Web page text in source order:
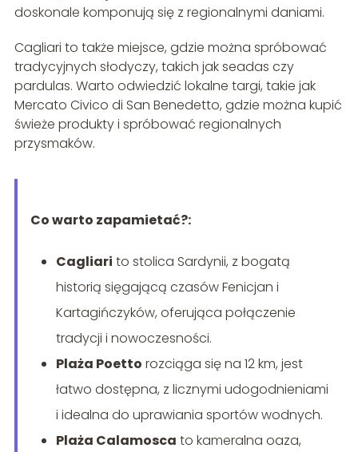
doskonale komponują się z regionalnymi daniami.
Cagliari to także miejsce, gdzie można spróbować
tradycyjnych słodyczy, takich jak seadas czy
pardulas. Warto odwiedzić lokalne targi, takie jak
Mercato Civico di San Benedetto, gdzie można kupić
świeże produkty i spróbować regionalnych
przysmaków.
Co warto zapamietać?:
Cagliari to stolica Sardynii, z bogatą
historią sięgającą czasów Fenicjan i
Kartagińczyków, oferująca połączenie
tradycji i nowoczesności.
Plaża Poetto rozciąga się na 12 km, jest
łatwo dostępna, z licznymi udogodnieniami
i idealna do uprawiania sportów wodnych.
Plaża Calamosca to kameralna oaza,